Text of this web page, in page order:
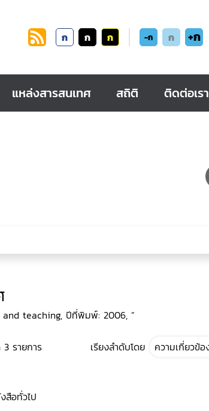
ก ก ก -ก ก +ก
แหล่งสารสนเทศ สถิติ ติดต่อเรา
and teaching, ปีที่พิมพ์: 2006, ”
รายการ เรียงลำดับโดย
สือทั่วไป